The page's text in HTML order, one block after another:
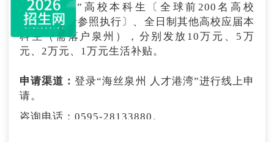
申请渠道：
通过各县（市、区）人社部门线下申
请。
咨询电话：0595-22198169
4.“马兰花”创业培训
对有创业要求和培训意愿的毕业学年高校毕业生
制“双一流”高校本科生〔全球前200名高校
（QS）学士参照执行〕、全日制其他高校应届本
科生（需落户泉州），分别发放10万元、5万
元、2万元、1万元生活补贴。
申请渠道：登录“海丝泉州 人才港湾”进行线上申
请。
咨询电话：0595-28133880。